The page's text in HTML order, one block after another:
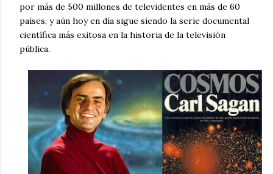
por más de 500 millones de televidentes en más de 60
países, y aún hoy en día sigue siendo la serie documental
científica más exitosa en la historia de la televisión
pública.